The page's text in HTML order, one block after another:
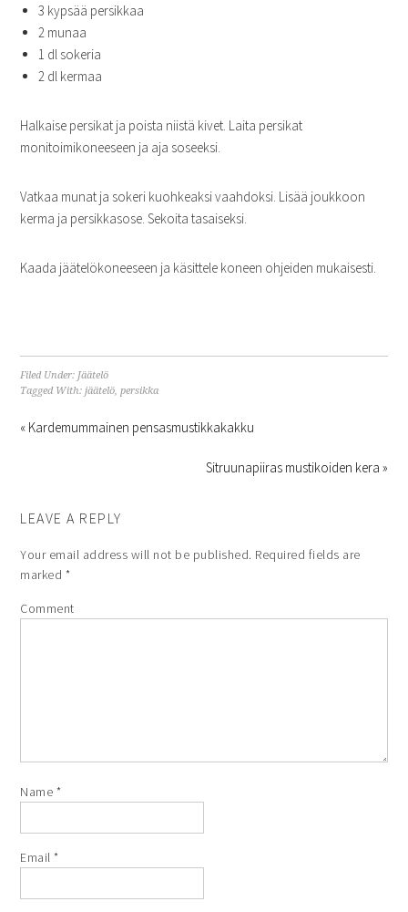
3 kypsää persikkaa
2 munaa
1 dl sokeria
2 dl kermaa
Halkaise persikat ja poista niistä kivet. Laita persikat
monitoimikoneeseen ja aja soseeksi.
Vatkaa munat ja sokeri kuohkeaksi vaahdoksi. Lisää joukkoon
kerma ja persikkasose. Sekoita tasaiseksi.
Kaada jäätelökoneeseen ja käsittele koneen ohjeiden mukaisesti.
Filed Under: Jäätelö
Tagged With:jäätelö,persikka
« Kardemummainen pensasmustikkakakku
Sitruunapiiras mustikoiden kera »
LEAVE A REPLY
Your email address will not be published. Required fields are
marked *
Comment
Name *
Email*